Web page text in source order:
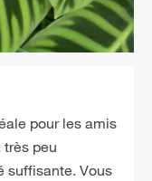
pour les amis
peu
suffisante. Vous